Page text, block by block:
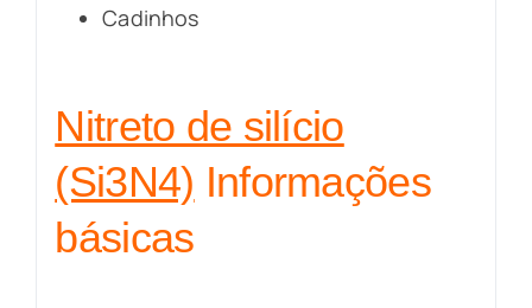
Cadinhos
Nitreto de silício
(Si3N4) Informações
básicas